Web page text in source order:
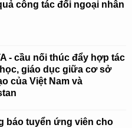
công tác đối ngoại nhân
- cầu nối thúc đẩy hợp tác
giáo dục giữa cơ sở
của Việt Nam và
báo tuyển ứng viên cho